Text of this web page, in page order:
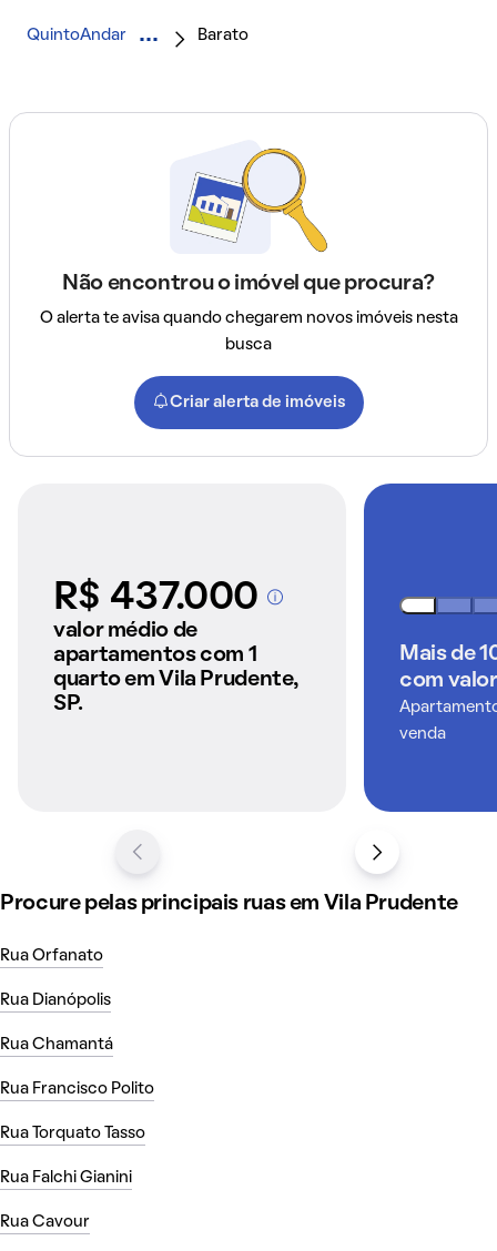
QuintoAndar Barato
Não encontrou o imóvel que procura?
O alerta te avisa quando chegarem novos imóveis nesta
busca
Criar alerta de imóveis
R$ 437.000A partir dos imóveis
valor médio de
apartamentos com 1
quarto em Vila Prudente,
SP.
Mais de
com
venda
Procure pelas principais ruas em Vila Prudente
Rua Orfanato
Rua Dianópolis
Rua Chamantá
Rua Francisco Polito
Rua Torquato Tasso
Rua Falchi Gianini
Rua Cavour